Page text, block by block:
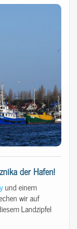
der Hafen!
und einem
wir auf
Landzipfel